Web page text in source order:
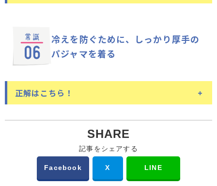
も、しなやかに身体に密着し隙間が空かない掛け布団
もあります。重い布団が睡眠の妨げになるとは言えま
せんが、寝返りを打ちやすくするという意味で、軽い
すさにつながります
パジャマに着替えるという行動は、脳に「これから眠
ッドでスマートフォンを見るという習慣があると、脳
が「ベッドはスマートフォンを見るところ」だと認識
重要なのです。どんなに動きやすい服装であったとし
ても、寝るときはパジャマに着替えるほうがよいでし
ょう。
冷えを防ぐために、
しっかり厚手の
パジャマを着る
正解はこちら！
厚手のものは、睡眠中の身体の動
きの妨げに
パジャマなどナイトウェアは、寝返りを打ちやすくす
るために動きやすいものが理想。厚手のものや、すべ
SHARE
記事をシェアする
Facebook X LINE